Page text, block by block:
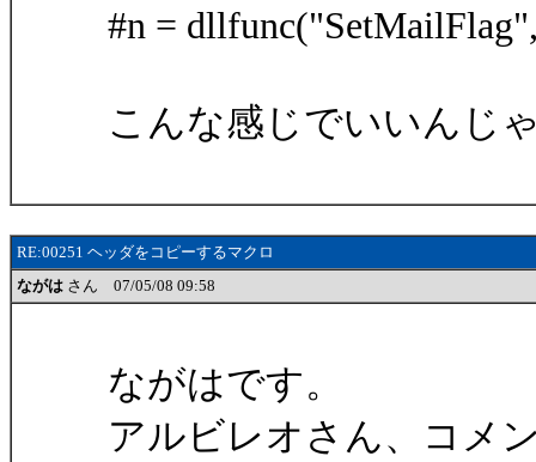
#n =
こんな感じでいいんじ
RE:00251 ヘッダをコピーするマクロ
ながは さん 07/05/08 09:58
ながはです。
アルビレオさん、コメ